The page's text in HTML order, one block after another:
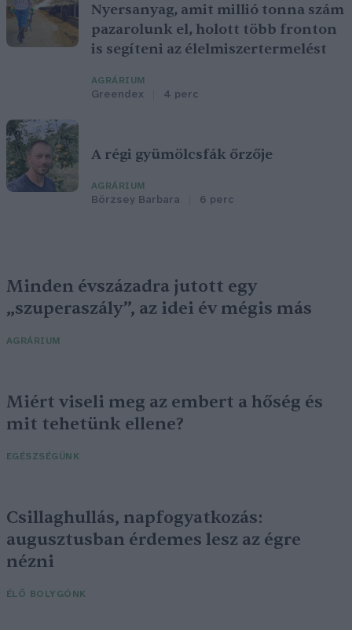
Nyersanyag, amit millió tonna szám
pazarolunk el, holott több fronton
is segíteni az élelmiszertermelést
AGRÁRIUM
Greendex 4 perc
A régi gyümölcsfák őrzője
AGRÁRIUM
Börzsey Barbara 6 perc
Minden évszázadra jutott egy
„szuperaszály”, az idei év mégis más
AGRÁRIUM
Miért viseli meg az embert a hőség és
mit tehetünk ellene?
EGÉSZSÉGÜNK
Csillaghullás, napfogyatkozás:
augusztusban érdemes lesz az égre
nézni
ÉLŐ BOLYGÓNK